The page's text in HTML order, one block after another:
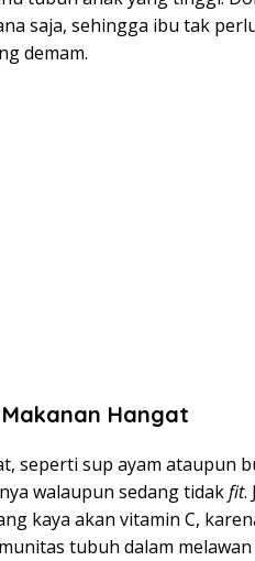
saja, sehingga ibu tak
demam.
Hangat
seperti sup ayam ataupun
walaupun sedang tidakfit.
kaya akan vitamin C,
tubuh dalam